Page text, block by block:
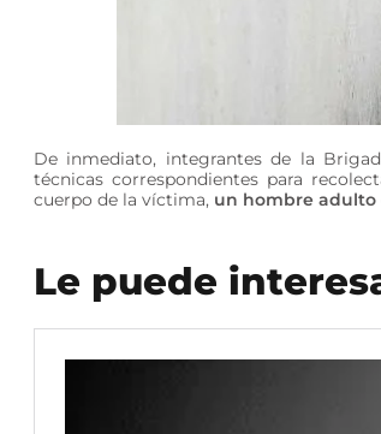
De inmediato, integrantes de la
técnicas correspondientes para
cuerpo de la víctima, un hombre adulto
Le puede